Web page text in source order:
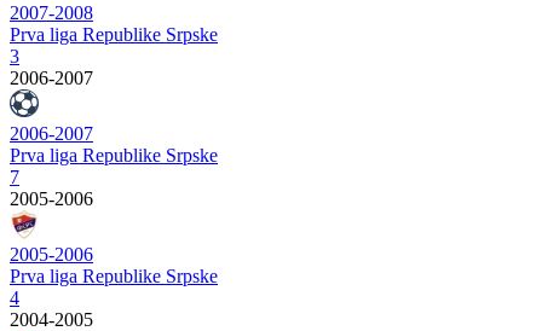
2007-2008
Prva liga Republike Srpske
3
2006-2007
2006-2007
Prva liga Republike Srpske
7
2005-2006
2005-2006
Prva liga Republike Srpske
4
2004-2005